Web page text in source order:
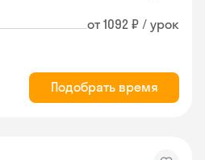
от 1092 ₽ / урок
Подобрать время